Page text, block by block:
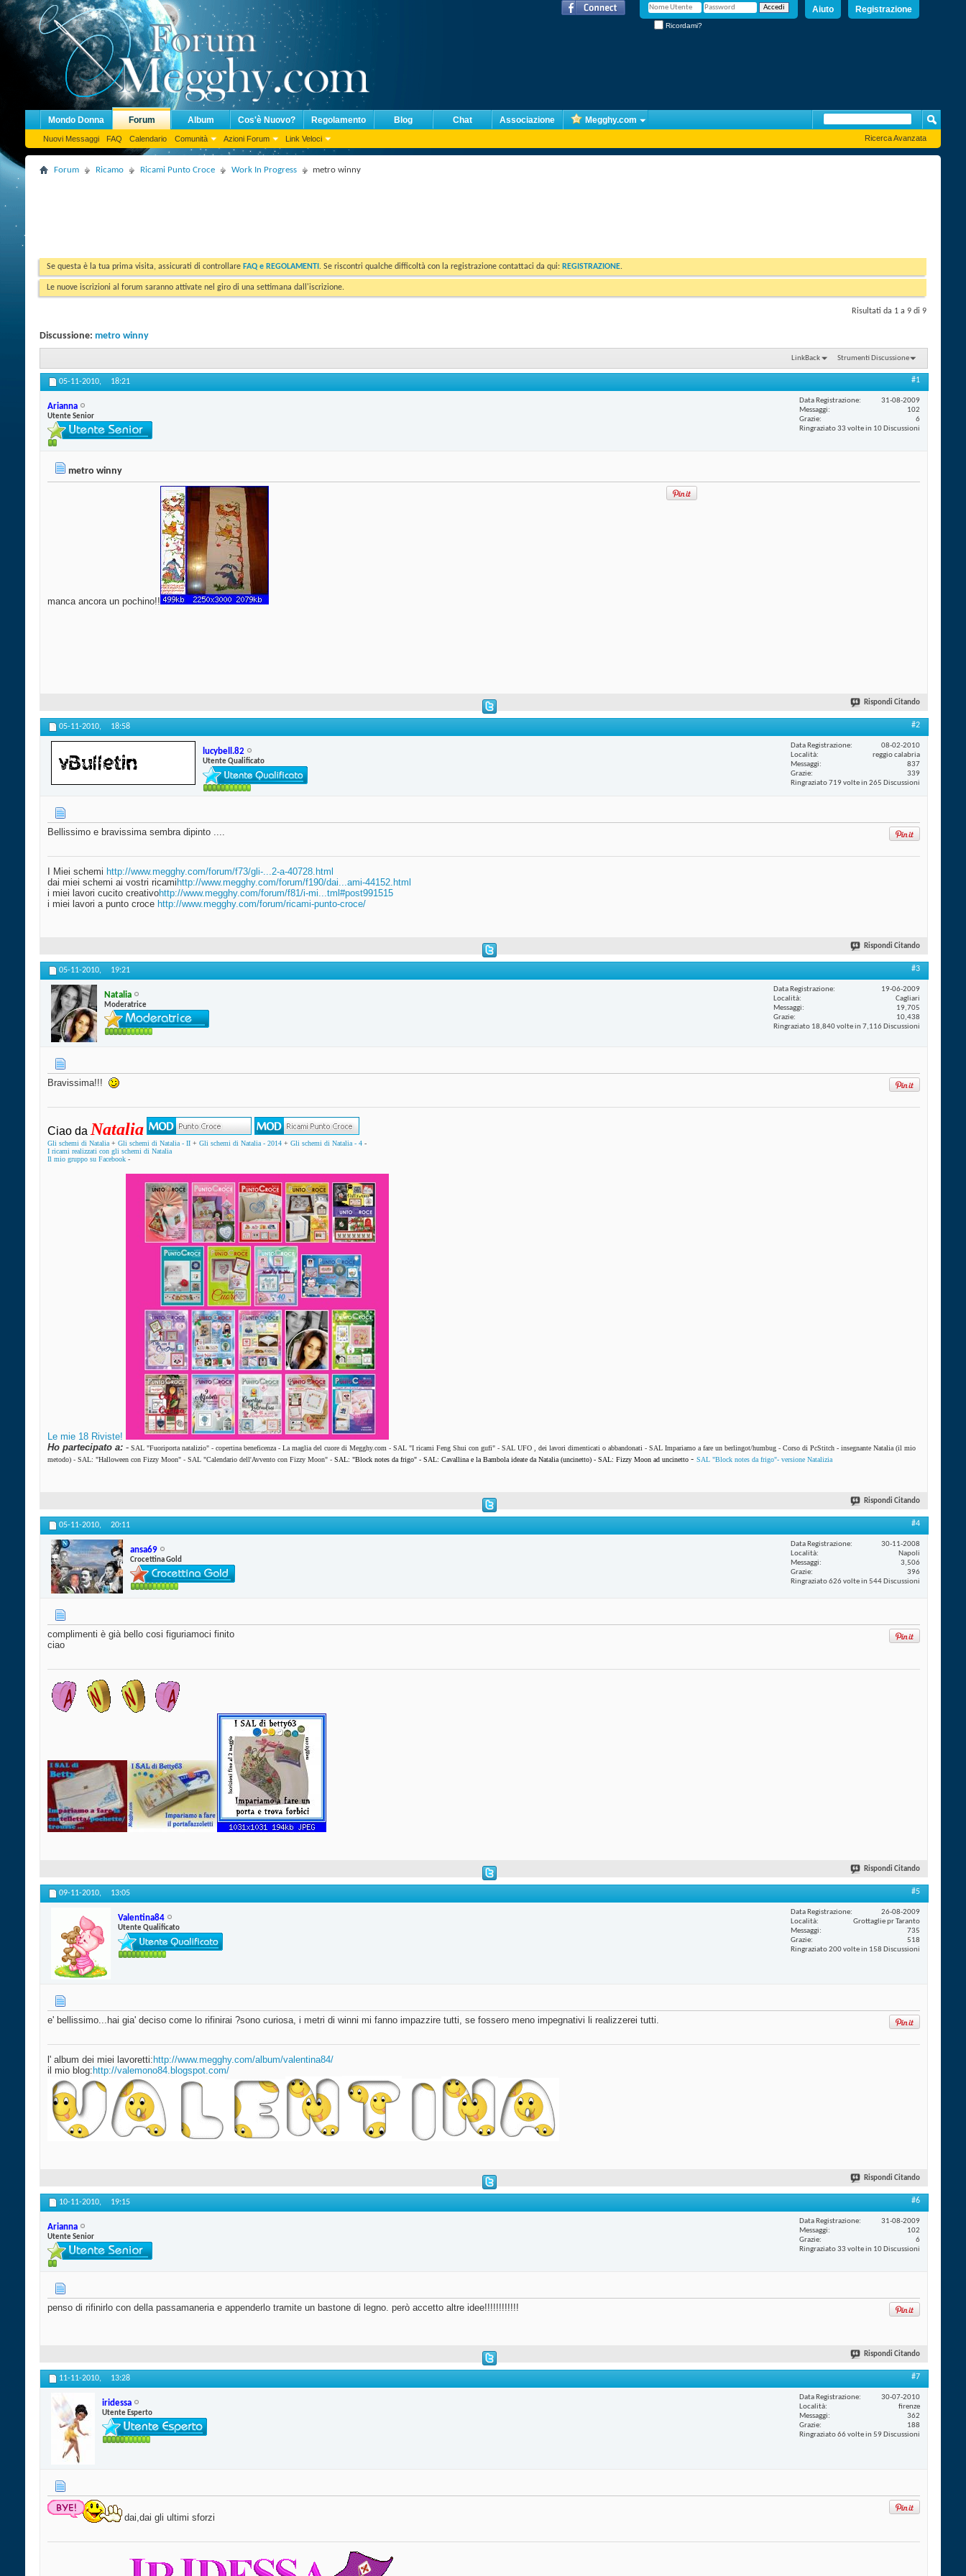
Registrazione
Aiuto
Ricordami?
Mondo Donna Forum
Nuovi Messaggi FAQ Calendario Comunità Azioni Forum Link Veloci
Album Cos'è Nuovo? Regolamento Blog Chat Associazione Megghy.com
Ricerca Avanzata
Forum Ricamo Ricami Punto Croce Work In Progress metro winny
Se questa è la tua prima visita, assicurati di controllare FAQ e REGOLAMENTI . Se riscontri qualche difficoltà con la registrazione contattaci da qui: REGISTRAZIONE.
Le nuove iscrizioni al forum saranno attivate nel giro di una settimana dall'iscrizione.
Risultati da 1 a 9 di 9
Discussione: metro winny
LinkBack Strumenti Discussione
05-11-2010, 18:21 #1
Arianna
Utente Senior
Data Registrazione
31-08-2009
Messaggi
102
Grazie
6
Ringraziato 33 volte in 10 Discussioni
metro winny
manca ancora un pochino!!
Rispondi Citando
05-11-2010, 18:58 #2
lucybell.82
Utente Qualificato
Data Registrazione
08-02-2010
Località
reggio calabria
Messaggi
837
Grazie
339
Ringraziato 719 volte in 265 Discussioni
Bellissimo e bravissima sembra dipinto ....
I Miei schemi http://www.megghy.com/forum/f73/gli-...2-a-40728.html
dai miei schemi ai vostri ricami http://www.megghy.com/forum/f190/dai...ami-44152.html
i miei lavori cucito creativohttp://www.megghy.com/forum/f81/i-mi...tml#post991515
i miei lavori a punto croce http://www.megghy.com/forum/ricami-punto-croce/
Rispondi Citando
05-11-2010, 19:21 #3
Natalia
Moderatrice
Data Registrazione
19-06-2009
Località
Cagliari
Messaggi
19,705
Grazie
10,438
Ringraziato 18,840 volte in 7,116 Discussioni
Bravissima!!!
Ciao da Natalia
Gli schemi di Natalia+ Gli schemi di Natalia - II + Gli schemi di Natalia - 2014 + Gli schemi di Natalia - 4 -
I ricami realizzati con gli schemi di Natalia
Il mio gruppo su Facebook -
Le mie 18 Riviste!
Ho partecipato a: - SAL "Fuoriporta natalizio" - copertina beneficenza- La maglia del cuore di Megghy.com - SAL "I ricami Feng Shui con gufi" - SAL UFO , dei lavori dimenticati o abbandonati - SAL Impariamo a fare un berlingot/humbug - Corso di PcStitch - insegnante Natalia (il mio
metodo) - SAL: "Halloween con Fizzy Moon" - SAL "Calendario dell'Avvento con Fizzy Moon" - SAL: "Block notes da frigo" - SAL: Cavallina e la Bambola ideate da Natalia (uncinetto) - SAL: Fizzy Moon ad uncinetto - SAL "Block notes da frigo"- versione Natalizia
Rispondi Citando
05-11-2010, 20:11 #4
ansa69
Crocettina Gold
Data Registrazione
30-11-2008
Località
Napoli
Messaggi
3,506
Grazie
396
Ringraziato 626 volte in 544 Discussioni
complimenti è già bello cosi figuriamoci finito
ciao
Rispondi Citando
09-11-2010, 13:05 #5
Valentina84
Utente Qualificato
Data Registrazione
26-08-2009
Località
Grottaglie pr Taranto
Messaggi
735
Grazie
518
Ringraziato 200 volte in 158 Discussioni
e' bellissimo...hai gia' deciso come lo rifinirai ?sono curiosa, i metri di winni mi fanno impazzire tutti, se fossero meno impegnativi li realizzerei tutti.
l' album dei miei lavoretti: http://www.megghy.com/album/valentina84/
il mio blog: http://valemono84.blogspot.com/
Rispondi Citando
10-11-2010, 19:15 #6
Arianna
Utente Senior
Data Registrazione
31-08-2009
Messaggi
102
Grazie
6
Ringraziato 33 volte in 10 Discussioni
penso di rifinirlo con della passamaneria e appenderlo tramite un bastone di legno. però accetto altre idee!!!!!!!!!!!!
Rispondi Citando
11-11-2010, 13:28 #7
iridessa
Utente Esperto
Data Registrazione
30-07-2010
Località
firenze
Messaggi
362
Grazie
188
Ringraziato 66 volte in 59 Discussioni
dai,dai gli ultimi sforzi